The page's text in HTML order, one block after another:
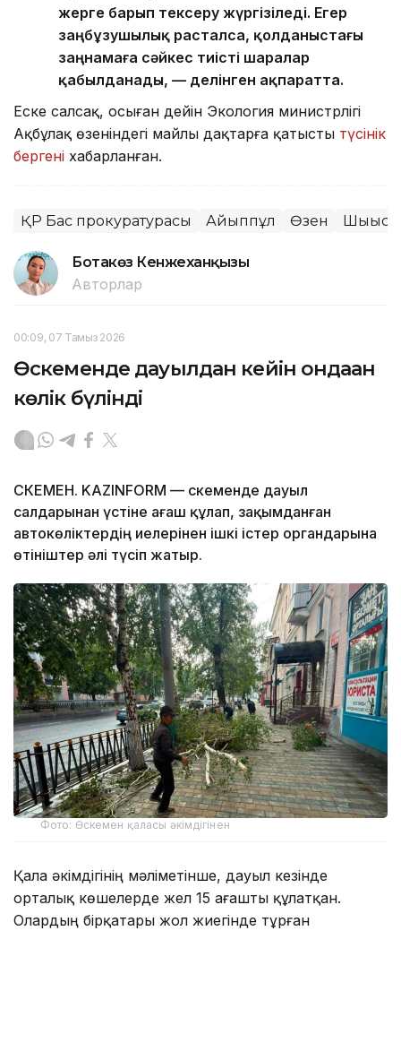
жерге барып тексеру жүргізіледі. Егер
заңбұзушылық расталса, қолданыстағы
заңнамаға сәйкес тиісті шаралар
қабылданады, — делінген ақпаратта.
Еске салсақ, осыған дейін Экология министрлігі
Ақбұлақ өзеніндегі майлы дақтарға қатысты түсінік
бергені хабарланған.
ҚР Бас прокуратурасы Айыппұл Өзен Шығыс
Ботакөз Кенжеханқызы
Авторлар
00:09, 07 Тамыз 2026
Өскеменде дауылдан кейін ондаған
көлік бүлінді
ӨСКЕМЕН. KAZINFORM — Өскеменде дауыл
салдарынан үстіне ағаш құлап, зақымданған
автокөліктердің иелерінен ішкі істер органдарына
өтініштер әлі түсіп жатыр.
Фото: Өскемен қаласы әкімдігінен
Қала әкімдігінің мәліметінше, дауыл кезінде
орталық көшелерде жел 15 ағашты құлатқан.
Олардың бірқатары жол жиегінде тұрған